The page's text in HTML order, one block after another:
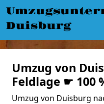
Duisburg
Umzug von
Feldlage ☛ 100
Umzug von Duisburg